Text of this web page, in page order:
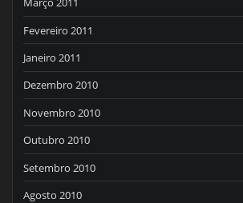
Fevereiro 2011
Janeiro 2011
Dezembro 2010
Novembro 2010
Outubro 2010
Setembro 2010
Agosto 2010